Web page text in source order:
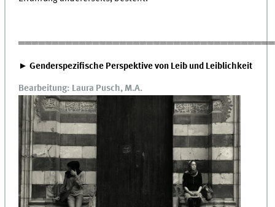
► Genderspezifische Perspektive von Leib und Leiblichkeit
Bearbeitung: Laura Pusch, M.A.